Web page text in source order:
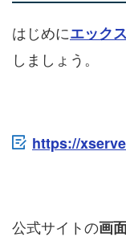
はじめにエック
しましょう。
https://
公式サイトの画